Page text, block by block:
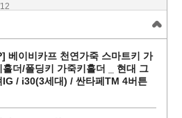
베이비카프 천연가죽 스마트키 가
홀더/폴딩키 가죽키홀더 _ 현대 그
IG / i30(3세대) / 싼타페TM 4버튼